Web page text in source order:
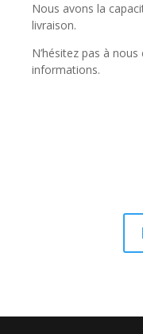
Nous avons la
livraison.
N’hésitez pas à
informations.